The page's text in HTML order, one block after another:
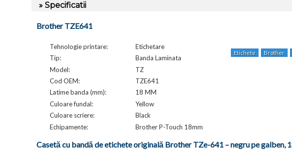
» Specificatii
Brother TZE641
Tehnologie printare:
Etichetare
Tip:
Banda Laminata
Model:
TZ
Cod OEM:
TZE641
Latime banda (mm):
18 MM
Culoare fundal:
Yellow
Culoare scriere:
Black
Echipamente:
Brother P-Touch 18mm
Etichete Brother
Casetă cu bandă de etichete originală Brother TZe-641 – negru pe galben,